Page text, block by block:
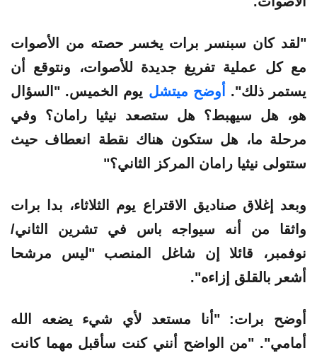
"لقد كان سبنسر برات يخسر حصته من الأصوات
مع كل عملية تفريغ جديدة للأصوات، ونتوقع أن
يستمر ذلك".
أوضح ميتشل يوم الخميس. "السؤال
هو، هل سيهبط؟ هل ستصعد نيثيا رامان؟ وفي
مرحلة ما، هل ستكون هناك نقطة انعطاف حيث
ستتولى نيثيا رامان المركز الثاني؟"
وبعد إغلاق صناديق الاقتراع يوم الثلاثاء، بدا برات
واثقا من أنه سيواجه باس في تشرين الثاني/
نوفمبر، قائلا إن شاغل المنصب "ليس مرشحا
أشعر بالقلق إزاءه".
أوضح برات: "أنا مستعد لأي شيء يضعه الله
أمامي". "من الواضح أنني كنت سأقبل مهما كانت